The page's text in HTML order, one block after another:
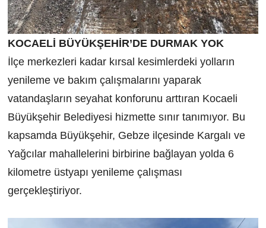
KOCAELİ BÜYÜKŞEHİR’DE DURMAK YOK
İlçe merkezleri kadar kırsal kesimlerdeki yolların
yenileme ve bakım çalışmalarını yaparak
vatandaşların seyahat konforunu arttıran Kocaeli
Büyükşehir Belediyesi hizmette sınır tanımıyor. Bu
kapsamda Büyükşehir, Gebze ilçesinde Kargalı ve
Yağcılar mahallelerini birbirine bağlayan yolda 6
kilometre üstyapı yenileme çalışması
gerçekleştiriyor.